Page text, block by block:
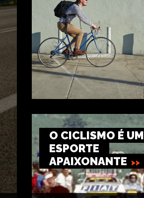
O CICLISMO É UM
ESPORTE
APAIXONANTE